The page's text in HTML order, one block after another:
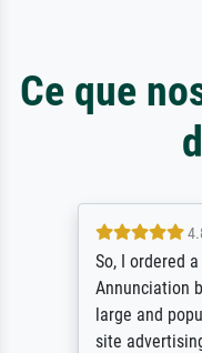
Ce que
So, I ordered
Annunciation
large and
site